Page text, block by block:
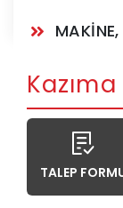
TALEP